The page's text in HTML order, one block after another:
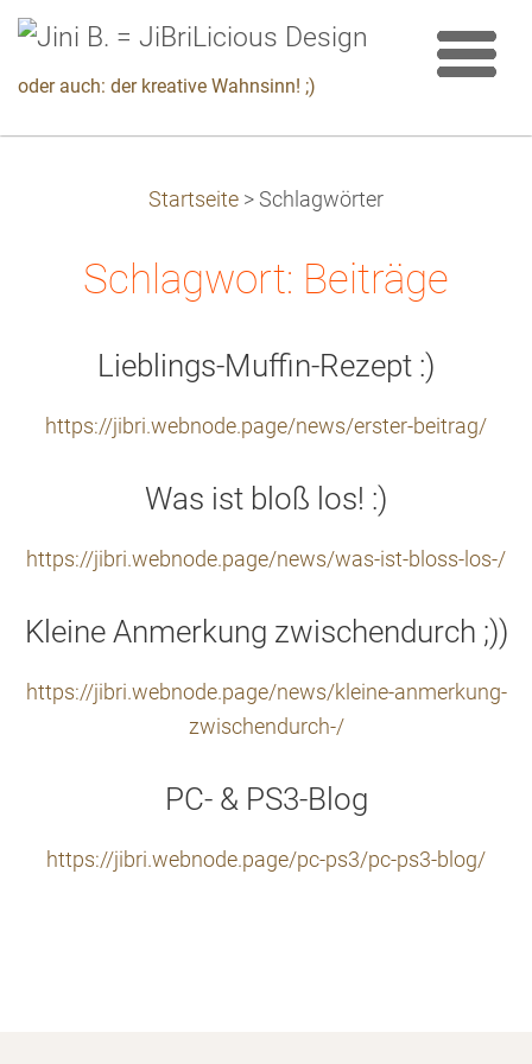
oder auch: der kreative Wahnsinn! ;)
Startseite > Schlagwörter
Schlagwort: Beiträge
Lieblings-Muffin-Rezept :)
https://jibri.webnode.page/news/erster-beitrag/
Was ist bloß los! :)
https://jibri.webnode.page/news/was-ist-bloss-los-/
Kleine Anmerkung zwischendurch ;))
https://jibri.webnode.page/news/kleine-anmerkung-
zwischendurch-/
PC- & PS3-Blog
https://jibri.webnode.page/pc-ps3/pc-ps3-blog/